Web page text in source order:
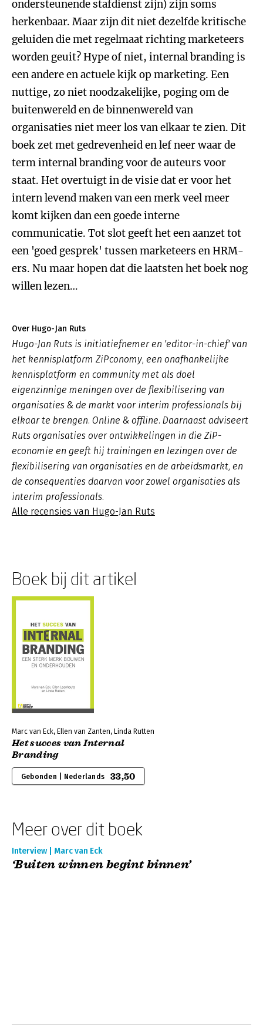
ondersteunende stafdienst zijn) zijn soms
herkenbaar. Maar zijn dit niet dezelfde kritische
geluiden die met regelmaat richting marketeers
worden geuit? Hype of niet, internal branding is
een andere en actuele kijk op marketing. Een
nuttige, zo niet noodzakelijke, poging om de
buitenwereld en de binnenwereld van
organisaties niet meer los van elkaar te zien. Dit
boek zet met gedrevenheid en lef neer waar de
term internal branding voor de auteurs voor
staat. Het overtuigt in de visie dat er voor het
intern levend maken van een merk veel meer
komt kijken dan een goede interne
communicatie. Tot slot geeft het een aanzet tot
een 'goed gesprek' tussen marketeers en HRM-
ers. Nu maar hopen dat die laatsten het boek nog
willen lezen…
Over Hugo-Jan Ruts
Hugo-Jan Ruts is initiatiefnemer en 'editor-in-chief' van
het kennisplatform ZiPconomy, een onafhankelijke
kennisplatform en community met als doel
eigenzinnige meningen over de flexibilisering van
organisaties & de markt voor interim professionals bij
elkaar te brengen. Online & offline. Daarnaast adviseert
Ruts organisaties over ontwikkelingen in die ZiP-
economie en geeft hij trainingen en lezingen over de
flexibilisering van organisaties en de arbeidsmarkt, en
de consequenties daarvan voor zowel organisaties als
interim professionals.
Alle recensies van Hugo-Jan Ruts
Boek bij dit artikel
Marc van Eck, Ellen van Zanten, Linda Rutten
Het succes van Internal
Branding
Gebonden | Nederlands 33,50
Meer over dit boek
Interview | Marc van Eck
‘Buiten winnen begint binnen’